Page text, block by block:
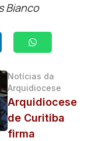
Bianco
Notícias da
Arquidiocese
Arquidiocese
de Curitiba
firma